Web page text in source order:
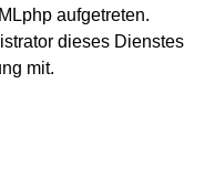
aufgetreten.
dieses Dienstes
mit.